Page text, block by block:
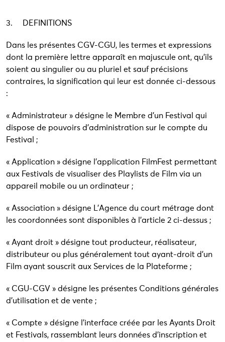
3. DEFINITIONS
Dans les présentes CGV-CGU, les termes et expressions
dont la première lettre apparaît en majuscule ont, qu’ils
soient au singulier ou au pluriel et sauf précisions
contraires, la signification qui leur est donnée ci-dessous
:
« Administrateur » désigne le Membre d’un Festival qui
dispose de pouvoirs d’administration sur le compte du
Festival ;
« Application » désigne l’application FilmFest permettant
aux Festivals de visualiser des Playlists de Film via un
appareil mobile ou un ordinateur ;
« Association » désigne L’Agence du court métrage dont
les coordonnées sont disponibles à l’article 2 ci-dessus ;
« Ayant droit » désigne tout producteur, réalisateur,
distributeur ou plus généralement tout ayant-droit d’un
Film ayant souscrit aux Services de la Plateforme ;
« CGU-CGV » désigne les présentes Conditions générales
d’utilisation et de vente ;
« Compte » désigne l’interface créée par les Ayants Droit
et Festivals, rassemblant leurs données d’inscription et